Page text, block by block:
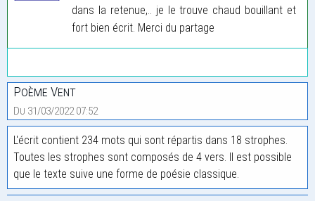
dans la retenue,.. je le trouve chaud bouillant et
fort bien écrit. Merci du partage
Poème Vent
Du 31/03/2022 07:52
L'écrit contient 234 mots qui sont répartis dans 18 strophes.
Toutes les strophes sont composés de 4 vers. Il est possible
que le texte suive une forme de poésie classique.